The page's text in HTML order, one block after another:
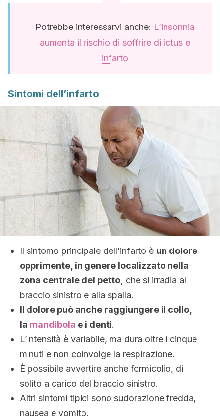
Potrebbe interessarvi anche: L’insonnia
aumenta il rischio di soffrire di ictus e
infarto
Sintomi dell’infarto
Il sintomo principale dell’infarto è un dolore
opprimente, in genere localizzato nella
zona centrale del petto, che si irradia al
braccio sinistro e alla spalla.
Il dolore può anche raggiungere il collo,
la mandibola e i denti.
L’intensità è variabile, ma dura oltre i cinque
minuti e non coinvolge la respirazione.
È possibile avvertire anche formicolio, di
solito a carico del braccio sinistro.
Altri sintomi tipici sono sudorazione fredda,
nausea e vomito.